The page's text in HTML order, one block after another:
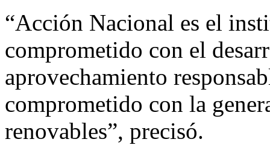
“Acción Nacional es el
comprometido con el
aprovechamiento
comprometido con la
renovables”, precisó.